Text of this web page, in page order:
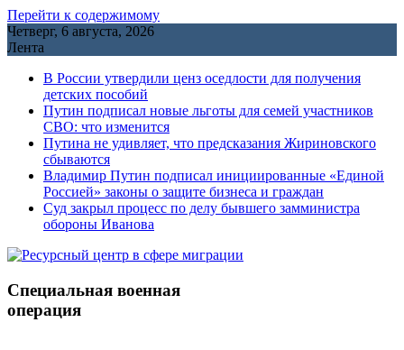
Перейти к содержимому
Четверг, 6 августа, 2026
Лента
В России утвердили ценз оседлости для получения
детских пособий
Путин подписал новые льготы для семей участников
СВО: что изменится
Путина не удивляет, что предсказания Жириновского
сбываются
Владимир Путин подписал инициированные «Единой
Россией» законы о защите бизнеса и граждан
Cуд закрыл процесс по делу бывшего замминистра
обороны Иванова
Специальная военная
операция